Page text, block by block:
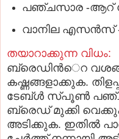
പഞ്ചസാര -
വാനില എസന്‍സ് -
തയാറാക്കുന്ന വിധം:
ബ്രെഡിന്‍െറ
കഷ്ണങ്ങളാക്കുക.
ടേബ്ള്‍ സ്പൂണ്‍
ബ്രെഡ് മുക്കി
അടിക്കുക. ഇതില്‍